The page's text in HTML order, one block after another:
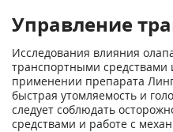
Управление
Исследования влияния
транспортными
применении препарата
быстрая утомляемость и
следует соблюдать
средствами и работе с